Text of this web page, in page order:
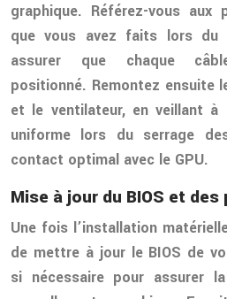
graphique. Référez-vous
que vous avez faits lors du
assurer que chaque
positionné. Remontez ensuite
et le ventilateur, en veillant à
uniforme lors du serrage
contact optimal avec le GPU.
Mise à jour du BIOS et
Une fois l’installation
de mettre à jour le BIOS de
si nécessaire pour assurer